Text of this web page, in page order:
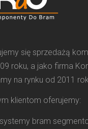
się sprzedażą
roku, a jako firma
na rynku od 2011
klientom oferujemy:
systemy bram